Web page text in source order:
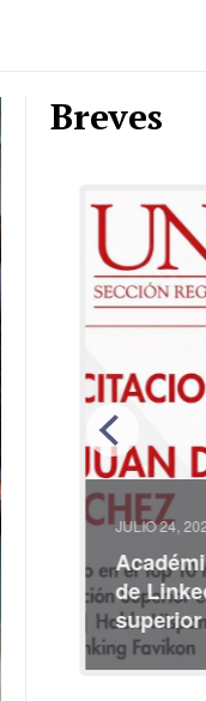
Breves
JULIO 24,
de
superior